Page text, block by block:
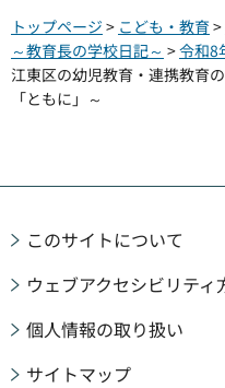
トップページ > こども・教育>
～教育長の学校日記～ >令和8
江東区の幼児教育・連携教育
「ともに」～
このサイトについて
ウェブアクセシビリティ
個人情報の取り扱い
サイトマップ